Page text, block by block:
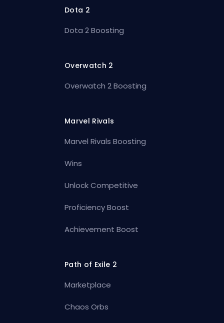
Dota 2
Dota 2 Boosting
Overwatch 2
Overwatch 2 Boosting
Marvel Rivals
Marvel Rivals Boosting
Wins
Unlock Competitive
Proficiency Boost
Achievement Boost
Path of Exile 2
Marketplace
Chaos Orbs